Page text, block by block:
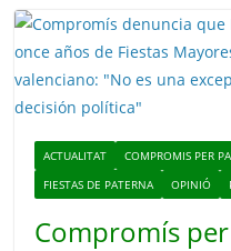
ACTUALITAT
COMPROMIS PER
FIESTAS DE PATERNA
OPINIÓ
Compromís